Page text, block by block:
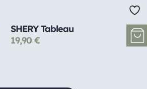
SHERY Tableau
19,90 €